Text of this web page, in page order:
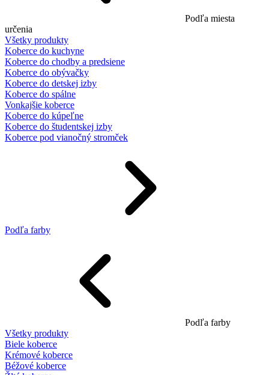
Podľa miesta
určenia
Všetky produkty
Koberce do kuchyne
Koberce do chodby a predsiene
Koberce do obývačky
Koberce do detskej izby
Koberce do spálne
Vonkajšie koberce
Koberce do kúpeľne
Koberce do študentskej izby
Koberce pod vianočný stromček
Podľa farby
Podľa farby
Všetky produkty
Biele koberce
Krémové koberce
Béžové koberce